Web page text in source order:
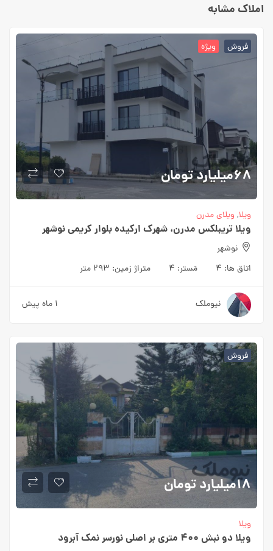
املاک مشابه
فروش ویژه
۶۸میلیارد تومان
ویلا,ویلای مدرن
ویلا تریبلکس مدرن، شهرک ارکیده بلوار کریمی نوشهر
نوشهر
اتاق ها: ۴ مَستر: ۴ متراژ زمین: ۲۹۳ متر
نیوملک ۱ ماه پیش
فروش
۱۸میلیارد تومان
ویلا
ویلا دو نبش ۴۰۰ متری بر اصلی نورسر نمک آبرود